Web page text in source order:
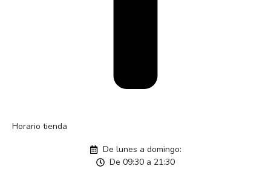
Horario tienda
De lunes a domingo:
De 09:30 a 21:30